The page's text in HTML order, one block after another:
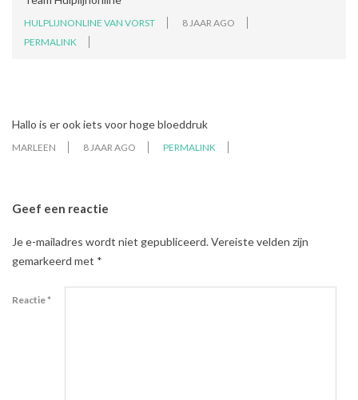
HULPLIJNONLINE VAN VORST
8 JAAR AGO
PERMALINK
Hallo is er ook iets voor hoge bloeddruk
MARLEEN 8 JAAR AGO PERMALINK
Geef een reactie
Je e-mailadres wordt niet gepubliceerd.Vereiste velden zijn
gemarkeerd met *
Reactie*